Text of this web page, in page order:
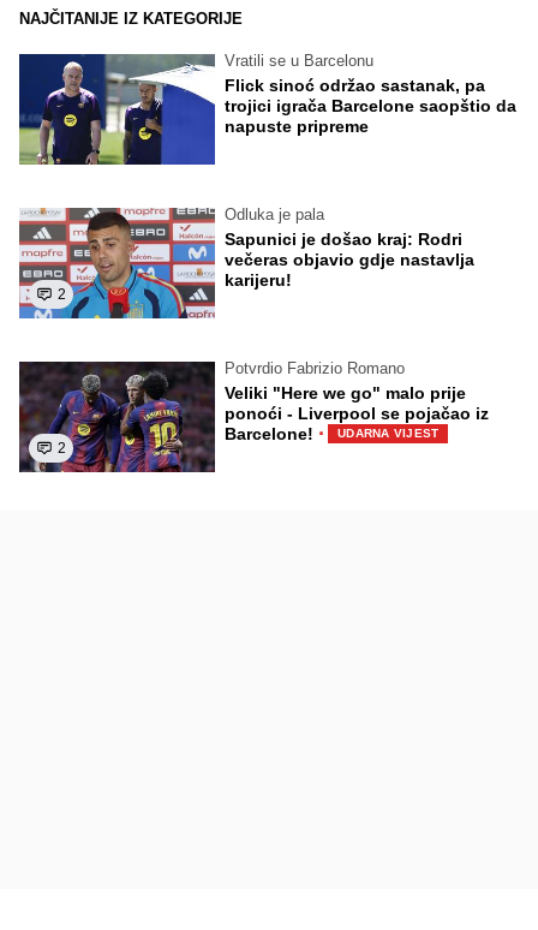
NAJČITANIJE IZ KATEGORIJE
Vratili se u Barcelonu
Flick sinoć održao sastanak, pa
trojici igrača Barcelone saopštio da
napuste pripreme
2
Odluka je pala
Sapunici je došao kraj: Rodri
večeras objavio gdje nastavlja
karijeru!
2
Potvrdio Fabrizio Romano
Veliki "Here we go" malo prije
ponoći - Liverpool se pojačao iz
Barcelone! · UDARNA VIJEST